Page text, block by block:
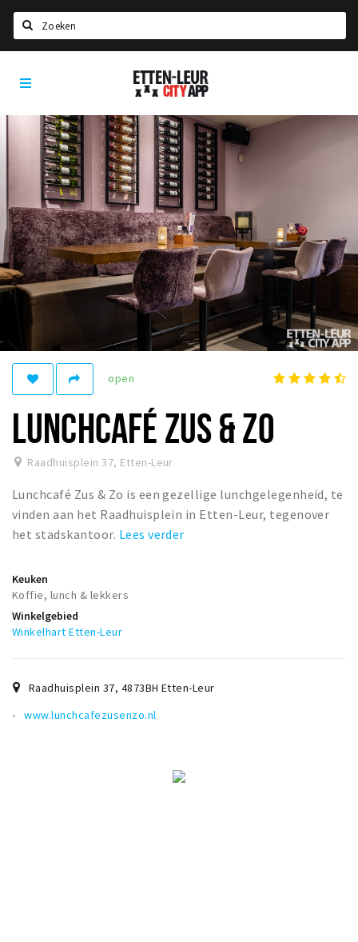
Home
Agenda
Deals
Party pics
Nieuws, interviews & blogs
Eten
Drinken
Slapen
Recreatief
Winkels
Winkelgebieden
Bezienswaardigheden
Musea, theaters & podia
Uitjes & activiteiten
Toeristische routes
Baroniepoorten
Sport
Etten-
Leur
App
open
LUNCHCAFÉ ZUS & ZO
Raadhuisplein 37, Etten-Leur
Lunchcafé Zus & Zo is een gezellige lunchgelegenheid, te
vinden aan het Raadhuisplein in Etten-Leur, tegenover
het stadskantoor. Lees verder
Keuken
Koffie, lunch & lekkers
Winkelgebied
Winkelhart Etten-Leur
Raadhuisplein 37, 4873BH Etten-Leur
www.lunchcafezusenzo.nl